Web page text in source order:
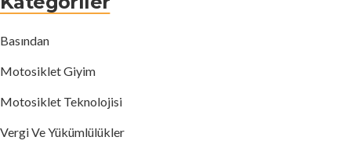
Basından
Motosiklet Giyim
Motosiklet Teknolojisi
Vergi Ve Yükümlülükler